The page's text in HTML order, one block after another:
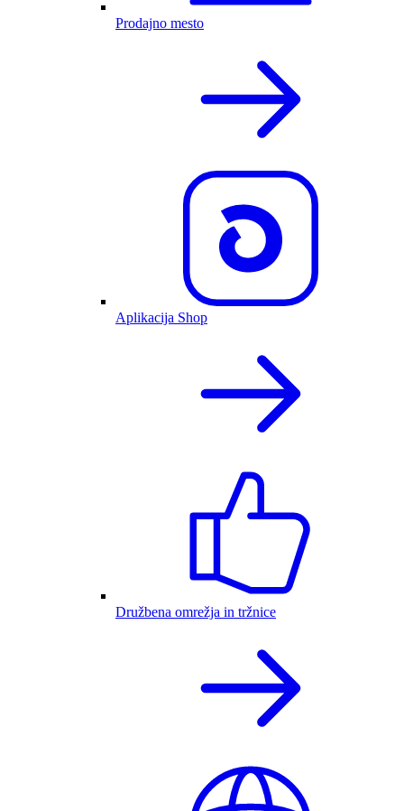
Prodajno mesto
Aplikacija Shop
Družbena omrežja in tržnice